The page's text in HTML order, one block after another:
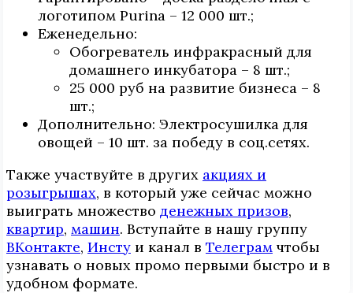
логотипом Purina – 12 000 шт.;
Еженедельно:
Обогреватель инфракрасный для
домашнего инкубатора – 8 шт.;
25 000 руб на развитие бизнеса – 8
шт.;
Дополнительно: Электросушилка для
овощей – 10 шт. за победу в соц.сетях.
Также участвуйте в других акциях и
розыгрышах, в который уже сейчас можно
выиграть множество денежных призов,
квартир, машин. Вступайте в нашу группу
ВКонтакте, Инcтy и канал в Телеграм чтобы
узнавать о новых промо первыми быстро и в
удобном формате.